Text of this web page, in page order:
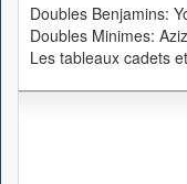
Doubles Benjamins:
Doubles Minimes:
Les tableaux cadets